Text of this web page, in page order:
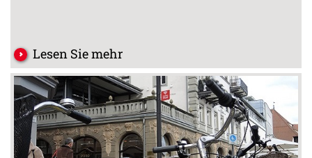
Lesen Sie mehr